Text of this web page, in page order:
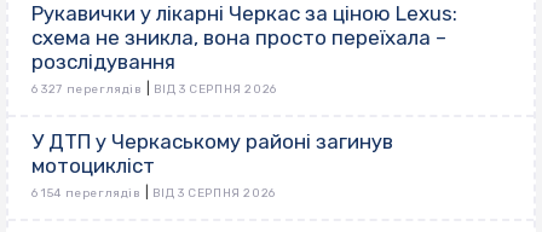
Рукавички у лікарні Черкас за ціною Lexus:
схема не зникла, вона просто переїхала –
розслідування
6 327 переглядів ВІД 3 СЕРПНЯ 2026
У ДТП у Черкаському районі загинув
мотоцикліст
6 154 переглядів ВІД 3 СЕРПНЯ 2026